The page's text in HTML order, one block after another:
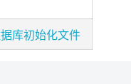
库初始化文件